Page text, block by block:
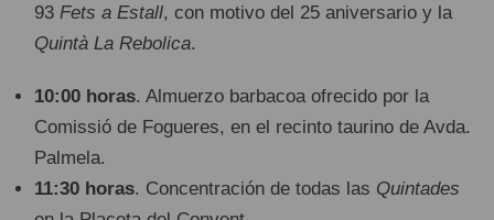
93 Fets a Estall, con motivo del 25 aniversario y la
Quintà La Rebolica.
10:00 horas. Almuerzo barbacoa ofrecido por la
Comissió de Fogueres, en el recinto taurino de Avda.
Palmela.
11:30 horas. Concentración de todas las Quintades